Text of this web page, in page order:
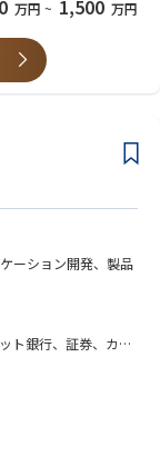
場へ出張可能である
ため)
ビュー・仕様調整な
電力・交通システム
上げ・仕様決めな
実装できる、世界で
ハード・ソフト・理
業期メンバーとして
万円 ~ 1,500 万円
ーション開発、製品
ト銀行、証券、カー
を活かし、システム
発、製品導入の案件